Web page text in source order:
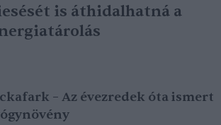
is áthidalhatná a
– Az évezredek óta ismert